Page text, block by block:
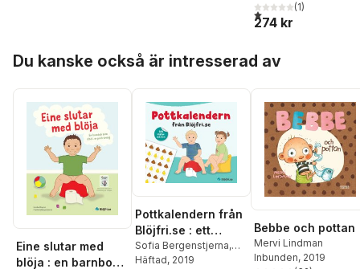
vill lyckas snabbt
och undvika
Steg-för-steg från
1,0utav 5 stjärnor.
(1)
274 kr
Du kanske också är intresserad av
Eine slutar med
blöja : en barnbok
Pottkalendern från
Blöjfri.se : ett
pedagogiskt och
roligt stöd för er
Sofia Bergenstjerna,
Michael Bergenstjerna
Häftad, 2019
Bebbe och pottan
Mervi Lindman
Inbunden, 2019